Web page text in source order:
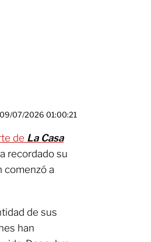
09/07/2026 01:00:21
de La Casa
recordado su
comenzó a
de sus
han